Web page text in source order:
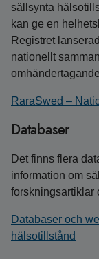
sällsynta
kan ge en
Registret
nationellt
RaraSwed –
Databaser
Det finns flera
information om
forskningsartiklar
Databaser och
hälsotillstånd